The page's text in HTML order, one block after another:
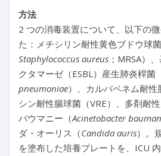
方法
2 つの消毒装置について、以下の
た：メチシリン耐性黄色ブドウ球
Staphylococcus aureus ；MRSA）
クタマーゼ（ESBL）産生肺炎桿菌
pneumoniae）、カルバペネム耐
シン耐性腸球菌（VRE）、多剤耐
バウマニー（Acinetobacter
ダ・オーリス（Candida auris）。
を塗布した培養プレートを、ICU